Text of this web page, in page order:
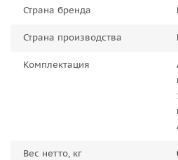
Страна бренда
Страна производства
Комплектация
Вес нетто, кг